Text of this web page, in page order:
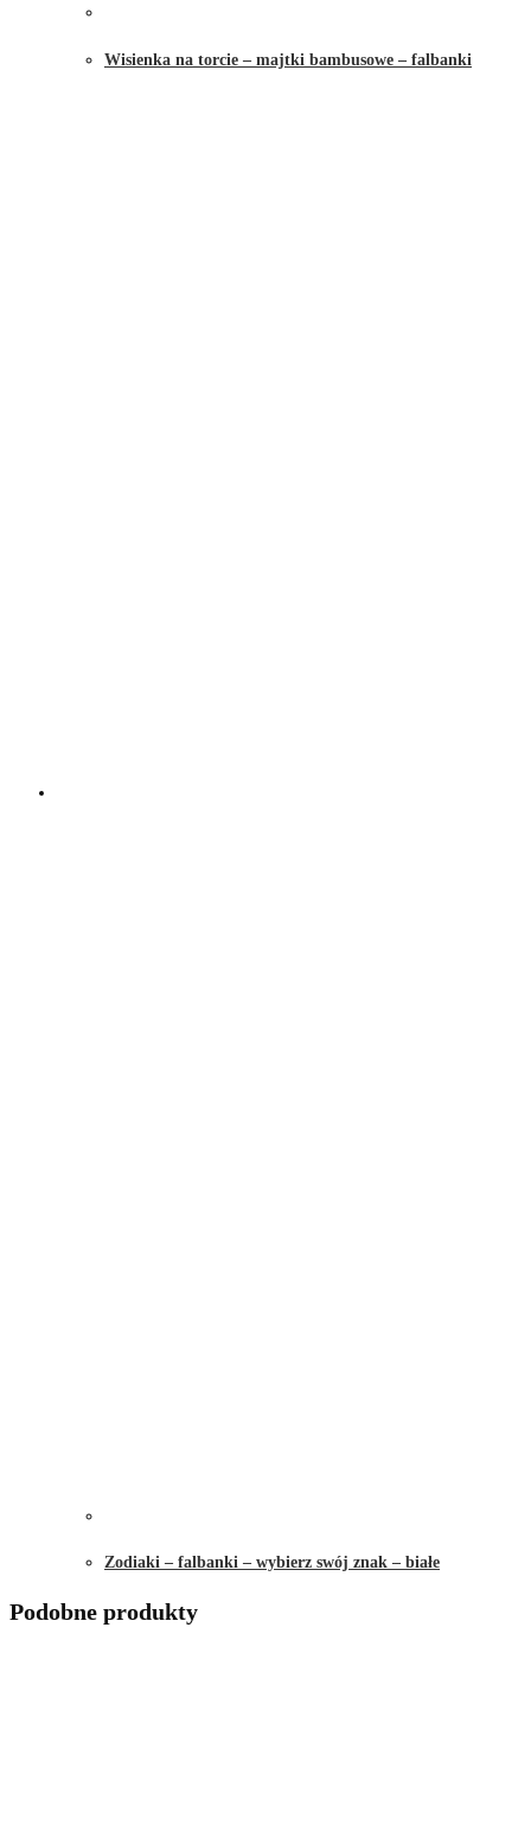
Wisienka na torcie – majtki bambusowe – falbanki
Zodiaki – falbanki – wybierz swój znak – białe
Podobne produkty